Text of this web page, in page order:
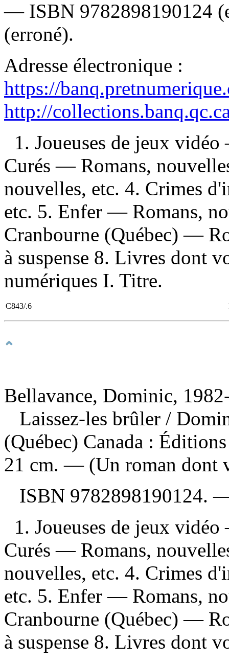
— ISBN 9782898190124
(erroné).
Adresse électronique :
https://
http://
1. Joueuses de jeux
Curés — Romans,
nouvelles, etc. 4. Crimes
etc. 5. Enfer — Romans,
Cranbourne (Québec) —
à suspense 8. Livres dont
numériques I. Titre.
C843/.6
Bellavance, Dominic,
Laissez-les brûler /
(Québec) Canada :
21 cm. — (Un roman dont
ISBN 9782898190124.
1. Joueuses de jeux
Curés — Romans,
nouvelles, etc. 4. Crimes
etc. 5. Enfer — Romans,
Cranbourne (Québec) —
à suspense 8. Livres dont